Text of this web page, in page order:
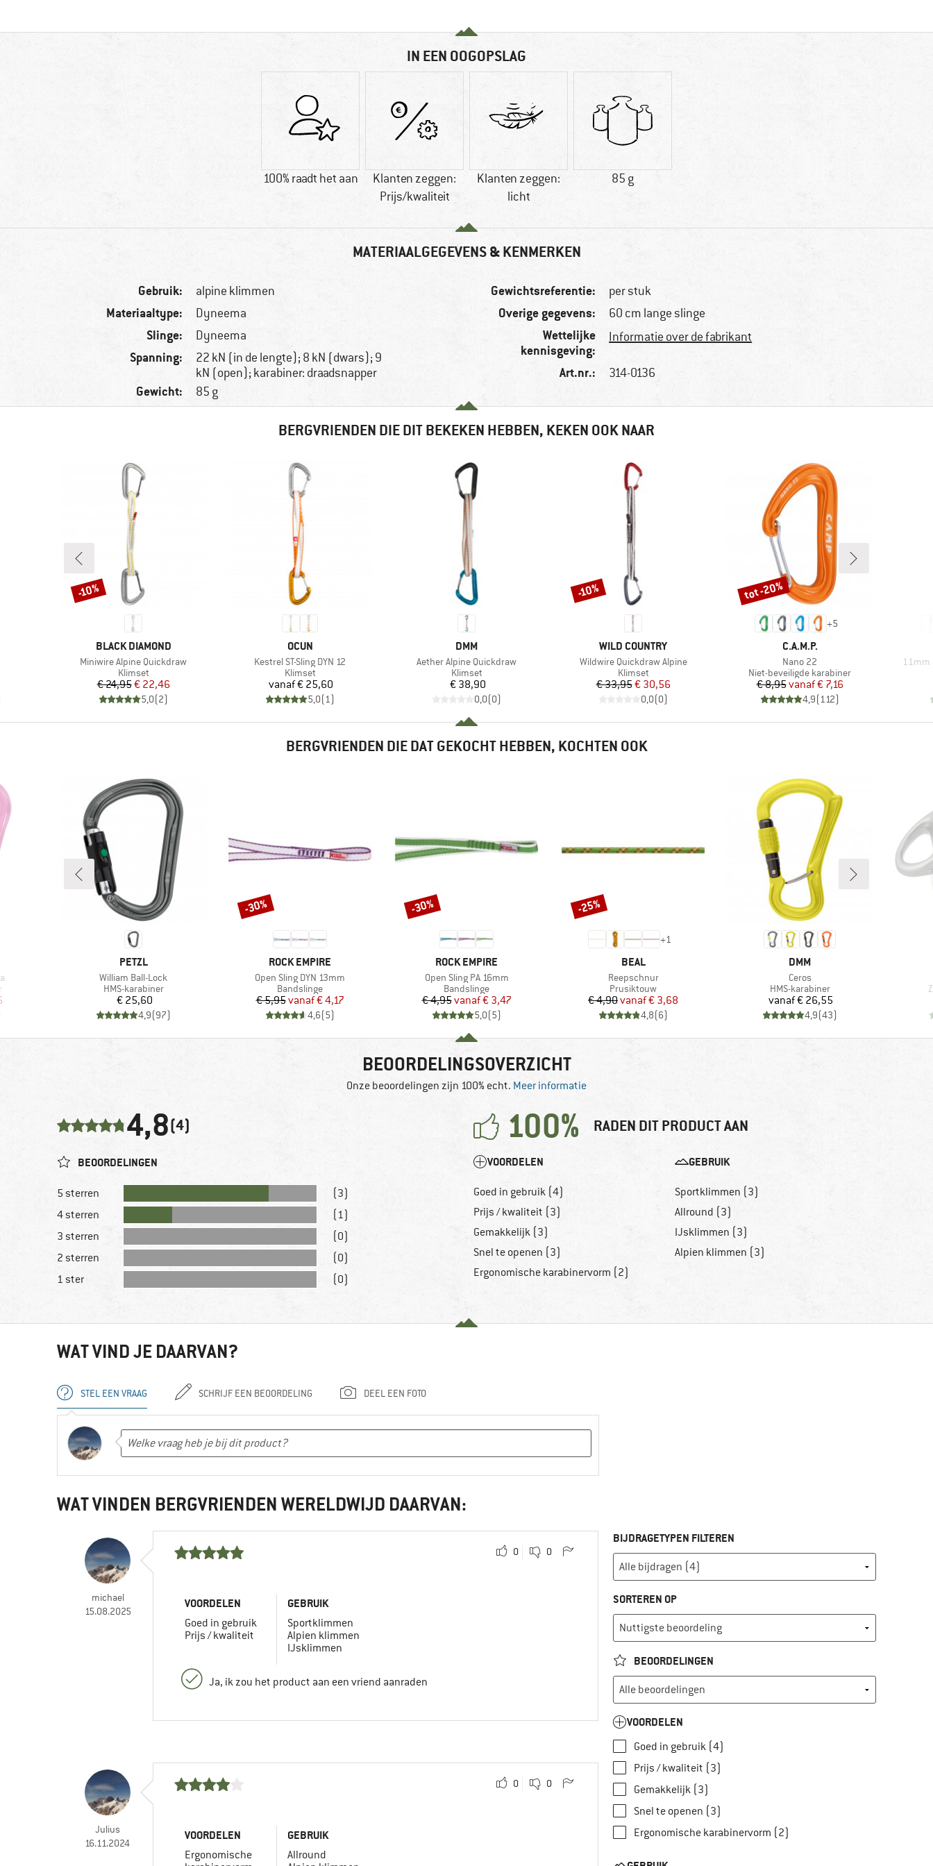
IN EEN OOGOPSLAG
100% raadt het aan
Klanten zeggen:
Prijs/kwaliteit
Klanten zeggen:
licht
85 g
MATERIAALGEGEVENS & KENMERKEN
Gebruik: alpine klimmen
Materiaaltype: Dyneema
Slinge: Dyneema
Spanning:
22 kN (in de lengte); 8 kN (dwars); 9
kN (open); karabiner: draadsnapper
Gewicht: 85 g
Gewichtsreferentie: per stuk
Overige gegevens: 60 cm lange slinge
Wettelijke
kennisgeving:
Informatie over de fabrikant
Art.nr.: 314-0136
BERGVRIENDEN DIE DIT BEKEKEN HEBBEN, KEKEN OOK NAAR
MERK
BLACK DIAMOND
Artikel
Miniwire Alpine Quickdraw
Productgroep
Klimset
Prijs
€ 24,95Verlaagde prijs
€ 22,46
5,0(2)
Korting
-10%
MERK
OCUN
Artikel
Kestrel ST-Sling DYN 12
Productgroep
Klimset
Prijs
vanaf€ 25,60
5,0(1)
MERK
DMM
Artikel
Aether Alpine Quickdraw
Productgroep
Klimset
Prijs
€ 38,90
0,0(0)
MERK
WILD COUNTRY
Artikel
Wildwire Quickdraw Alpine
Productgroep
Klimset
Prijs
€ 33,95Verlaagde prijs
€ 30,56
0,0(0)
Korting
-10%
+5
MERK
C.A.M.P.
Artikel
Nano 22
Productgroep
Niet-beveiligde karabiner
Prijs
€ 8,95 Verlaagde prijs
vanaf€ 7,16
4,9(112)
Korting
tot -20%
Artikel
11mm
BERGVRIENDEN DIE DAT GEKOCHT HEBBEN, KOCHTEN OOK
prijs
MERK
PETZL
Artikel
William Ball-Lock
Productgroep
HMS-karabiner
Prijs
€ 25,60
4,9(97)
MERK
ROCK EMPIRE
Artikel
Open Sling DYN 13mm
Productgroep
Bandslinge
Prijs
€ 5,95 Verlaagde prijs
vanaf€ 4,17
4,6(5)
Korting
-30%
MERK
ROCK EMPIRE
Artikel
Open Sling PA 16mm
Productgroep
Bandslinge
Prijs
€ 4,95 Verlaagde prijs
vanaf€ 3,47
5,0(5)
Korting
-30%
+1
MERK
BEAL
Artikel
Reepschnur
Productgroep
Prusiktouw
Prijs
€ 4,90 Verlaagde prijs
vanaf€ 3,68
4,8(6)
Korting
-25%
MERK
DMM
Artikel
Ceros
Productgroep
HMS-karabiner
Prijs
vanaf€ 26,55
4,9(43)
BEOORDELINGSOVERZICHT
Onze beoordelingen zijn 100% echt. Meer informatie
4,8(4) 100% RADEN DIT PRODUCT AAN
BEOORDELINGEN
5 sterren
(3)
4 sterren
(1)
3 sterren
(0)
2 sterren
(0)
1 ster
(0)
VOORDELEN
Goed in gebruik (4)
Prijs / kwaliteit (3)
Gemakkelijk (3)
Snel te openen (3)
Ergonomische karabinervorm (2)
GEBRUIK
Sportklimmen (3)
Allround (3)
IJsklimmen (3)
Alpien klimmen (3)
WAT VIND JE DAARVAN?
STEL EEN VRAAG SCHRIJF EEN BEOORDELING DEEL EEN FOTO
WAT VINDEN BERGVRIENDEN WERELDWIJD DAARVAN:
michael
15.08.2025
0 0
VOORDELEN
Goed in gebruik
Prijs / kwaliteit
GEBRUIK
Sportklimmen
Alpien klimmen
IJsklimmen
Ja, ik zou het product aan een vriend aanraden
Julius
16.11.2024
0 0
VOORDELEN
Ergonomische
GEBRUIK
Allround
BIJDRAGETYPEN FILTEREN
SORTEREN OP
BEOORDELINGEN
VOORDELEN
Goed in gebruik (4)
Prijs / kwaliteit (3)
Gemakkelijk (3)
Snel te openen (3)
Ergonomische karabinervorm (2)